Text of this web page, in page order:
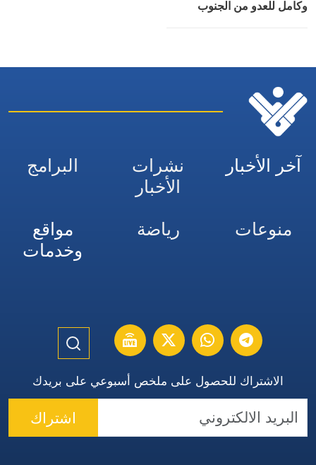
وكامل للعدو من الجنوب
آخر الأخبار
نشرات
الأخبار
البرامج
منوعات رياضة
مواقع
وخدمات
الاشتراك للحصول على ملخص أسبوعي على بريدك
اشتراك